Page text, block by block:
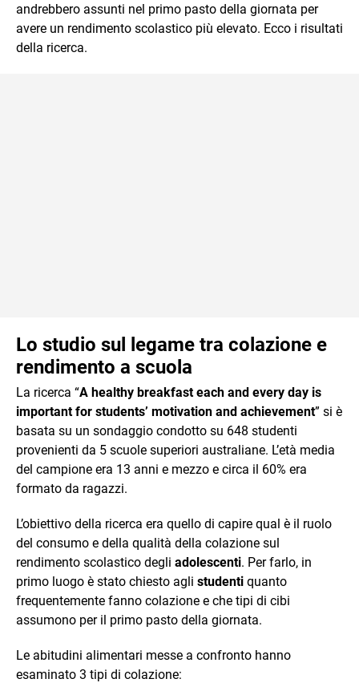
andrebbero assunti nel primo pasto della giornata per
avere un rendimento scolastico più elevato. Ecco i risultati
della ricerca.
Lo studio sul legame tra colazione e
rendimento a scuola
La ricerca “A healthy breakfast each and every day is
important for students’ motivation and achievement” si è
basata su un sondaggio condotto su 648 studenti
provenienti da 5 scuole superiori australiane. L’età media
del campione era 13 anni e mezzo e circa il 60% era
formato da ragazzi.
L’obiettivo della ricerca era quello di capire qual è il ruolo
del consumo e della qualità della colazione sul
rendimento scolastico degli adolescenti. Per farlo, in
primo luogo è stato chiesto agli studenti quanto
frequentemente fanno colazione e che tipi di cibi
assumono per il primo pasto della giornata.
Le abitudini alimentari messe a confronto hanno
esaminato 3 tipi di colazione: